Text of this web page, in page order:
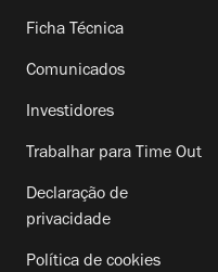
Ficha Técnica
Comunicados
Investidores
Trabalhar para Time Out
Declaração de
privacidade
Política de cookies